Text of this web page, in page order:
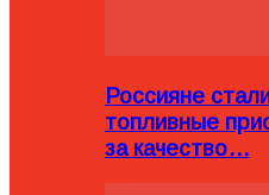
Россияне
топливные
за качество…